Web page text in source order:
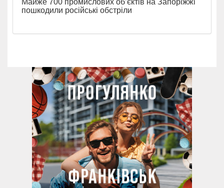
Майже 700 промислових об’єктів на Запоріжжі
пошкодили російські обстріли